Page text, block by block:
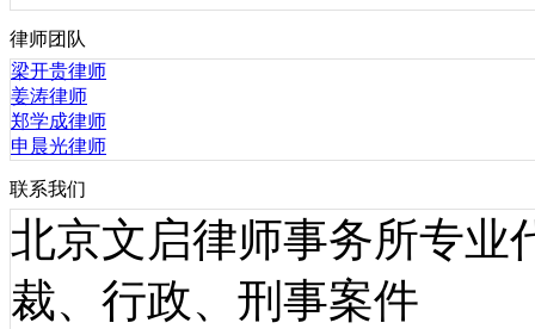
律师团队
梁开贵律师
姜涛律师
郑学成律师
申晨光律师
联系我们
北京文启律师事务所专业
裁、行政、刑事案件